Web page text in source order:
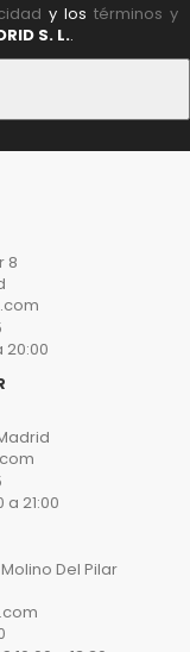
y lostérminos y
S. L..
8
20:00
a 21:00
Del Pilar